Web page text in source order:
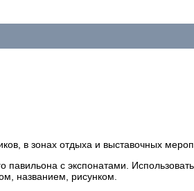
в зонах отдыха и выставочных
с экспонатами.
названием, рисунком.